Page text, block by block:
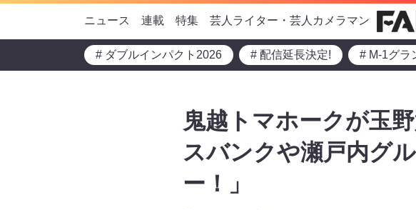
ニュース 連載 特集 芸人ライター・芸人カメラマン
# ダブルインパクト2026 # 配信延長決定! # M-1グラ
鬼越トマホークが玉
スバンクや瀬戸内グ
ー！」